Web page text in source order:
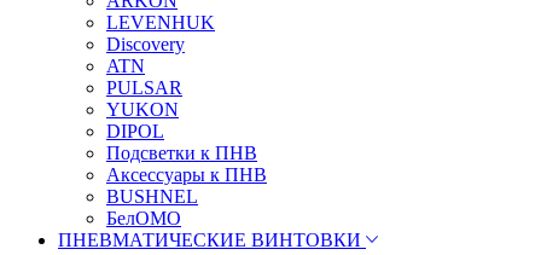
LEVENHUK
Discovery
ATN
PULSAR
YUKON
DIPOL
Подсветки к ПНВ
Аксессуары к ПНВ
BUSHNEL
БелОМО
ПНЕВМАТИЧЕСКИЕ ВИНТОВКИ